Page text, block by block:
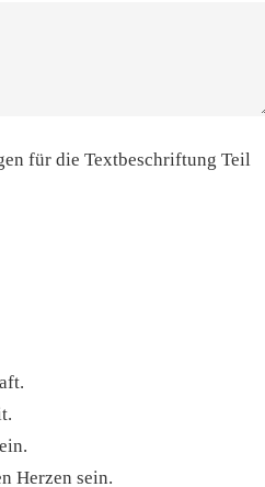
für die Textbeschriftung Teil
Herzen sein.